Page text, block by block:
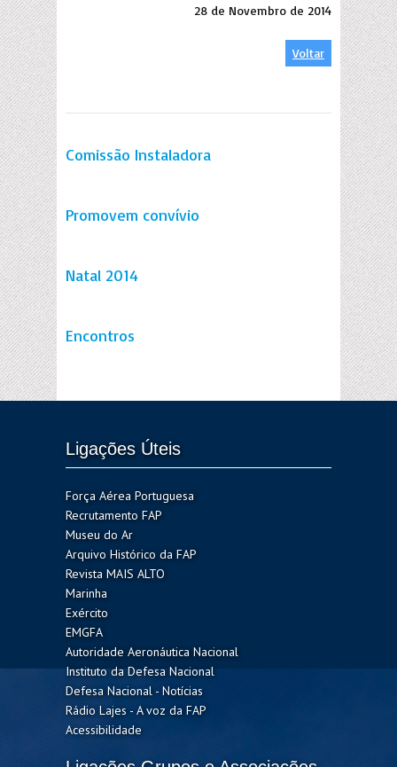
28 de Novembro de 2014
Voltar
Comissão Instaladora
Promovem convívio
Natal 2014
Encontros
Ligações Úteis
Força Aérea Portuguesa
Recrutamento FAP
Museu do Ar
Arquivo Histórico da FAP
Revista MAIS ALTO
Marinha
Exército
EMGFA
Autoridade Aeronáutica Nacional
Instituto da Defesa Nacional
Defesa Nacional - Notícias
Rádio Lajes - A voz da FAP
Acessibilidade